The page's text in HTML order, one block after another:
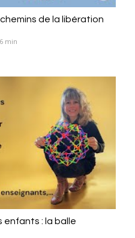
de la libération
min
enfants : la balle